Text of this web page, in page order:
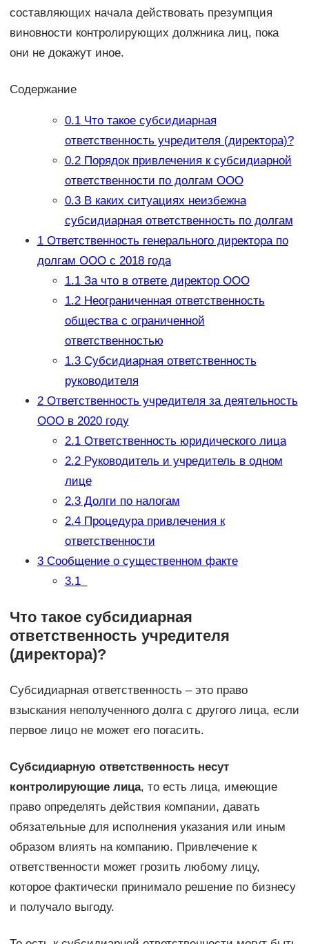
составляющих начала действовать презумпция
виновности контролирующих должника лиц, пока
они не докажут иное.
Содержание
0.1Что такое субсидиарная
ответственность учредителя (директора)?
0.2Порядок привлечения к субсидиарной
ответственности по долгам ООО
0.3В каких ситуациях неизбежна
субсидиарная ответственность по долгам
1Ответственность генерального директора по
долгам ООО с 2018 года
1.1За что в ответе директор ООО
1.2Неограниченная ответственность
общества с ограниченной
ответственностью
1.3Субсидиарная ответственность
руководителя
2Ответственность учредителя за деятельность
ООО в 2020 году
2.1Ответственность юридического лица
2.2Руководитель и учредитель в одном
лице
2.3Долги по налогам
2.4Процедура привлечения к
ответственности
3Сообщение о существенном факте
3.1
Что такое субсидиарная
ответственность учредителя
(директора)?
Субсидиарная ответственность – это право
взыскания неполученного долга с другого лица, если
первое лицо не может его погасить.
Субсидиарную ответственность несут
контролирующие лица, то есть лица, имеющие
право определять действия компании, давать
обязательные для исполнения указания или иным
образом влиять на компанию. Привлечение к
ответственности может грозить любому лицу,
которое фактически принимало решение по бизнесу
и получало выгоду.